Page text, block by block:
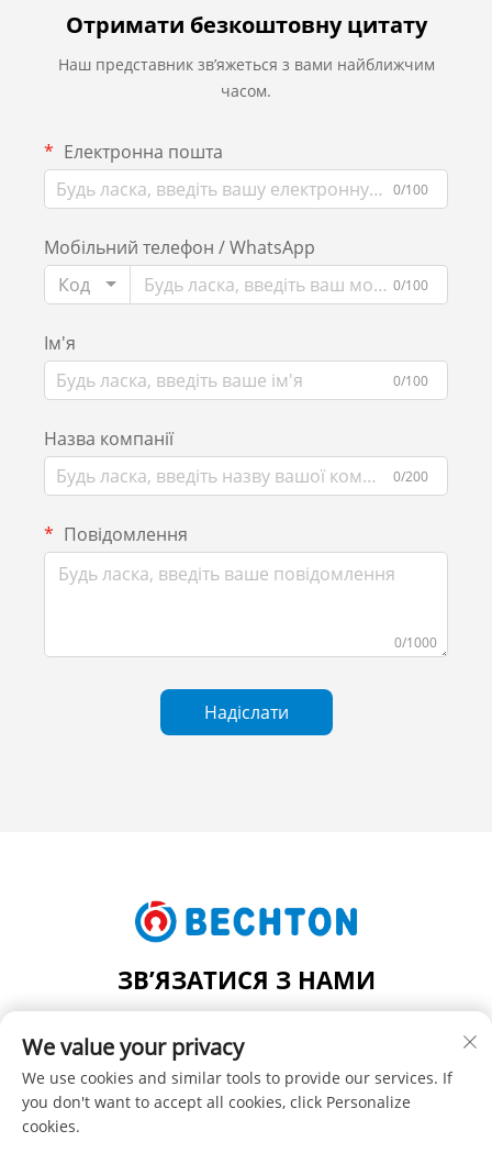
Отримати безкоштовну цитату
Наш представник зв’яжеться з вами найближчим
часом.
Електронна пошта
0/100
Мобільний телефон / WhatsApp
Код
0/100
Ім'я
0/100
Назва компанії
0/200
Повідомлення
0/1000
Надіслати
ЗВ’ЯЗАТИСЯ З НАМИ
ZHANGJIAGANG CITY, JIANGSU PROVINCE, CHINA
Тел.:+86-13962240078
Ел. пошта:[email protected]
We value your privacy
We use cookies and similar tools to provide our services. If
you don't want to accept all cookies, click Personalize
cookies.